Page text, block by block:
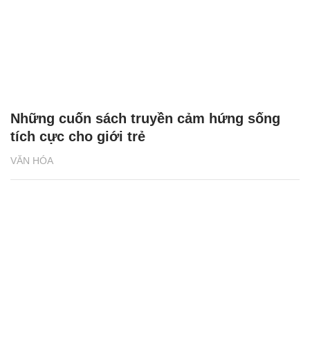
VĂN HÓA
Những cuốn sách truyền cảm hứng sống
tích cực cho giới trẻ